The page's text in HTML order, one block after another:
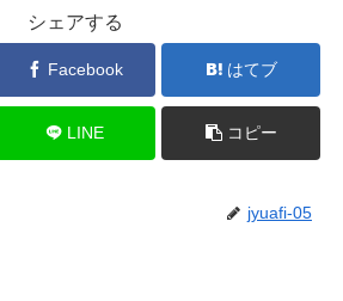
シェアする
Facebook はてブ
LINE コピー
jyuafi-05